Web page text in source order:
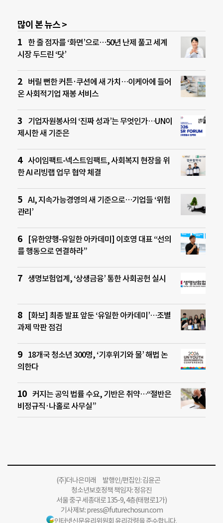
많이 본 뉴스 >
한 줄 점자를 ‘화면’으로…50년 난제 풀고 세계
시장 두드린 ‘닷’
버릴 뻔한 커튼·쿠션에 새 가치…이케아에 들어
온 사회적기업 재봉 서비스
기업자원봉사의 ‘진짜 성과’는 무엇인가…UN이
제시한 새 기준은
사이임팩트-넥스트임팩트, 사회복지 현장을 위
한 AI 리빙랩 업무 협약 체결
AI, 지속가능경영의 새 기준으로…기업들 ‘위험
관리’
[유한양행-유일한 아카데미] 이호영 대표 “선의
를 행동으로 연결하라”
생명보험업계, ‘상생금융’ 통한 사회공헌 실시
[화보] 최종 발표 앞둔 ‘유일한 아카데미’…조별
과제 막판 점검
18개국 청소년 300명, ‘기후위기와 물’ 해법 논
의한다
커지는 공익 법률 수요, 기반은 취약…“절반은
비정규직·나홀로 사무실”
(주)더나은미래 발행인/편집인: 김윤곤
청소년보호정책 책임자: 정유진
서울 중구 세종대로 135-9, 4층(태평로1가)
기사제보:press@futurechosun.com
인터넷신문윤리위원회 윤리강령을 준수합니다.